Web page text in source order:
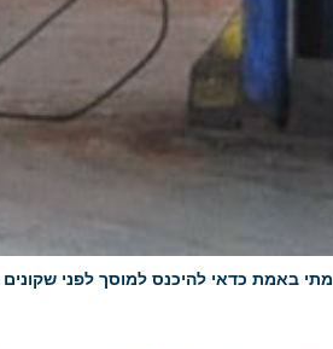
מתי באמת כדאי להיכנס למוסך לפני